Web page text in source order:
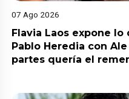
07 Ago 2026
Flavia Laos expone
Pablo Heredia con
partes quería el